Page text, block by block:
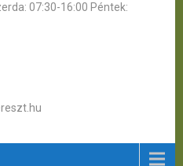
07:30-16:00 Péntek: